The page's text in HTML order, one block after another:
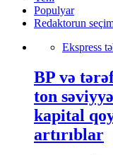
Populyar
Redaktorun
Ekspress
BP və
ton
kapital
artırıblar